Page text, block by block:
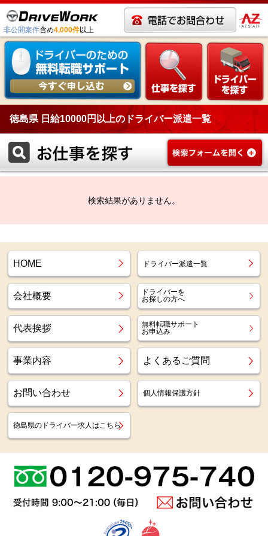
非公開案件含め4,000件以上
徳島県 日給10000円以上のドライバー派遣一覧
検索結果がありません。
HOME ドライバー派遣一覧
会社概要
ドライバーを
お探しの方へ
代表挨拶
無料転職サポート
お申込み
事業内容 よくあるご質問
お問い合わせ 個人情報保護方針
徳島県のドライバー求人はこちら